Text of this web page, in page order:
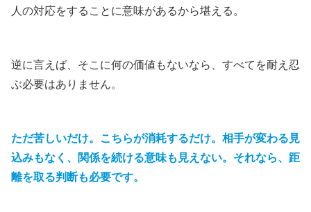
人の対応をすることに意味があるから堪える。
逆に言えば、そこに何の価値もないなら、すべてを耐え忍
ぶ必要はありません。
ただ苦しいだけ。こちらが消耗するだけ。相手が変わる見
込みもなく、関係を続ける意味も見えない。それなら、距
離を取る判断も必要です。